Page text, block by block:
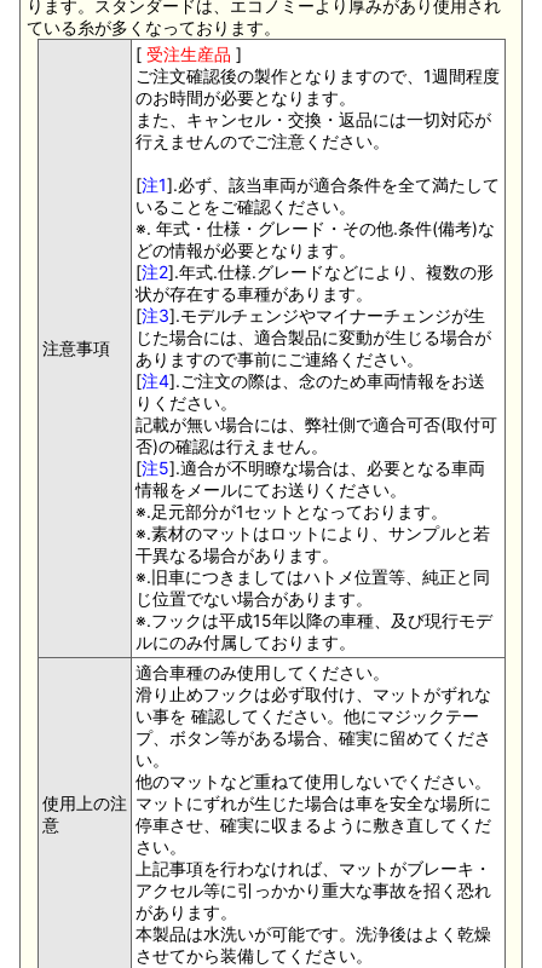
ります。スタンダードは、エコノミーより厚みがあり使用され
ている糸が多くなっております。
注意事項
[ 受注生産品 ]
ご注文確認後の製作となりますので、1週間程度
のお時間が必要となります。
また、キャンセル・交換・返品には一切対応が
行えませんのでご注意ください。
[注1].必ず、該当車両が適合条件を全て満たして
いることをご確認ください。
※. 年式・仕様・グレード・その他.条件(備考)な
どの情報が必要となります。
[注2].年式.仕様.グレードなどにより、複数の形
状が存在する車種があります。
[注3].モデルチェンジやマイナーチェンジが生
じた場合には、適合製品に変動が生じる場合が
ありますので事前にご連絡ください。
[注4].ご注文の際は、念のため車両情報をお送
りください。
記載が無い場合には、弊社側で適合可否(取付可
否)の確認は行えません。
[注5].適合が不明瞭な場合は、必要となる車両
情報をメールにてお送りください。
※.足元部分が1セットとなっております。
※.素材のマットはロットにより、サンプルと若
干異なる場合があります。
※.旧車につきましてはハトメ位置等、純正と同
じ位置でない場合があります。
※.フックは平成15年以降の車種、及び現行モデ
ルにのみ付属しております。
使用上の注
意
適合車種のみ使用してください。
滑り止めフックは必ず取付け、マットがずれな
い事を 確認してください。他にマジックテー
プ、ボタン等がある場合、確実に留めてくださ
い。
他のマットなど重ねて使用しないでください。
マットにずれが生じた場合は車を安全な場所に
停車させ、確実に収まるように敷き直してくだ
さい。
上記事項を行わなければ、マットがブレーキ・
アクセル等に引っかかり重大な事故を招く恐れ
があります。
本製品は水洗いが可能です。洗浄後はよく乾燥
させてから装備してください。